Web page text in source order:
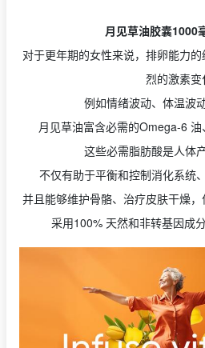
月见草油胶囊1000
对于更年期的女性来说，排卵能力
烈的激素变
例如情绪波动、体温波
月见草油富含必需的Omega-6
这些必需脂肪酸是人体
不仅有助于平衡和控制消化系统
并且能够维护骨骼、治疗皮肤干燥
采用100% 天然和非转基因成